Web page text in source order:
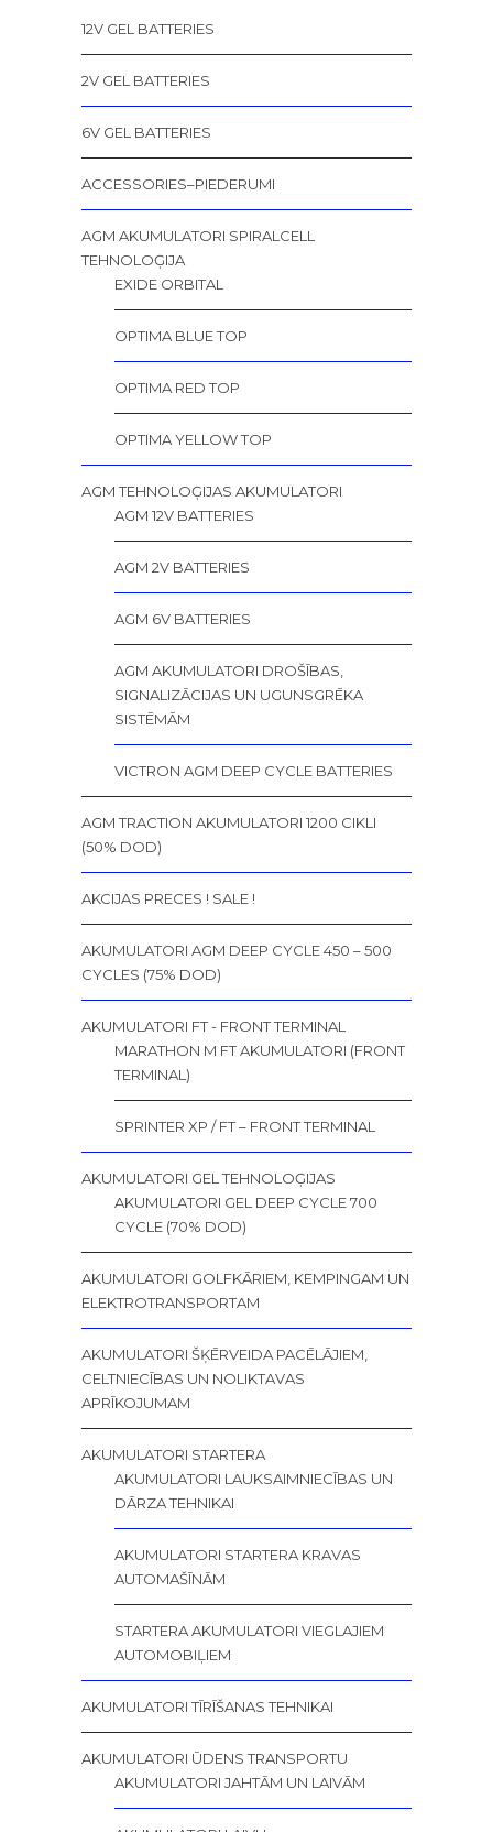
12V GEL BATTERIES
2V GEL BATTERIES
6V GEL BATTERIES
ACCESSORIES–PIEDERUMI
AGM AKUMULATORI SPIRALCELL
TEHNOLOĢIJA
EXIDE ORBITAL
OPTIMA BLUE TOP
OPTIMA RED TOP
OPTIMA YELLOW TOP
AGM TEHNOLOĢIJAS AKUMULATORI
AGM 12V BATTERIES
AGM 2V BATTERIES
AGM 6V BATTERIES
AGM AKUMULATORI DROŠĪBAS,
SIGNALIZĀCIJAS UN UGUNSGRĒKA
SISTĒMĀM
VICTRON AGM DEEP CYCLE BATTERIES
AGM TRACTION AKUMULATORI 1200 CIKLI
(50% DOD)
AKCIJAS PRECES ! SALE !
AKUMULATORI AGM DEEP CYCLE 450 – 500
CYCLES (75% DOD)
AKUMULATORI FT - FRONT TERMINAL
MARATHON M FT AKUMULATORI (FRONT
TERMINAL)
SPRINTER XP / FT – FRONT TERMINAL
AKUMULATORI GEL TEHNOLOĢIJAS
AKUMULATORI GEL DEEP CYCLE 700
CYCLE (70% DOD)
AKUMULATORI GOLFKĀRIEM, KEMPINGAM UN
ELEKTROTRANSPORTAM
AKUMULATORI ŠĶĒRVEIDA PACĒLĀJIEM,
CELTNIECĪBAS UN NOLIKTAVAS
APRĪKOJUMAM
AKUMULATORI STARTERA
AKUMULATORI LAUKSAIMNIECĪBAS UN
DĀRZA TEHNIKAI
AKUMULATORI STARTERA KRAVAS
AUTOMAŠĪNĀM
STARTERA AKUMULATORI VIEGLAJIEM
AUTOMOBIĻIEM
AKUMULATORI TĪRĪŠANAS TEHNIKAI
AKUMULATORI ŪDENS TRANSPORTU
AKUMULATORI JAHTĀM UN LAIVĀM